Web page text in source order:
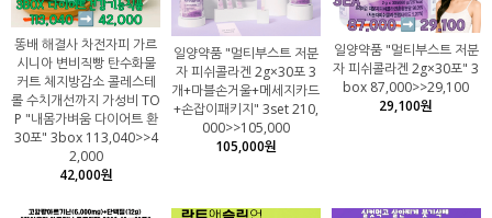
똥배 해결사 차전자피 가르
시니아 변비직빵 탄수화물
커트 체지방감소 콜레스테
롤 수치개선까지 가성비 TO
P "내몸가벼움 다이어트 환
30포" 3box 113,040>>4
2,000
42,000원
일양약품 "멀티부스트 저분
자 피쉬콜라겐 2g×30포 3
개+마블손거울+메세지카드
+손잡이패키지" 3set 210,
000>>105,000
105,000원
일양약품 "멀티부스트 저분
자 피쉬콜라겐 2g×30포" 3
box 87,000>>29,100
29,100원